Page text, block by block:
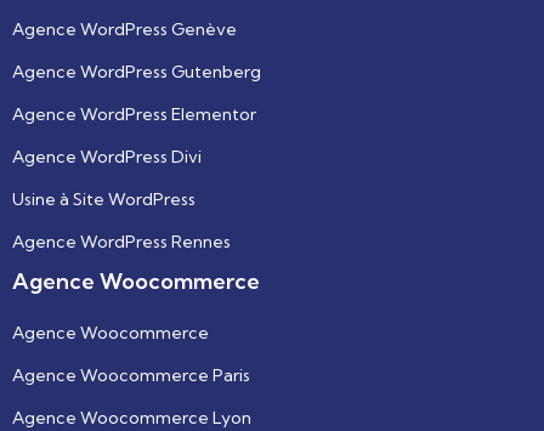
Agence WordPress Genève
Agence WordPress Gutenberg
Agence WordPress Elementor
Agence WordPress Divi
Usine à Site WordPress
Agence WordPress Rennes
Agence Woocommerce
Agence Woocommerce
Agence Woocommerce Paris
Agence Woocommerce Lyon